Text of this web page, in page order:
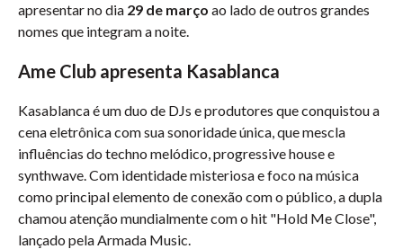
apresentar no dia 29 de março ao lado de outros grandes
nomes que integram a noite.
Ame Club apresenta Kasablanca
Kasablanca é um duo de DJs e produtores que conquistou a
cena eletrônica com sua sonoridade única, que mescla
influências do techno melódico, progressive house e
synthwave. Com identidade misteriosa e foco na música
como principal elemento de conexão com o público, a dupla
chamou atenção mundialmente com o hit "Hold Me Close",
lançado pela Armada Music.